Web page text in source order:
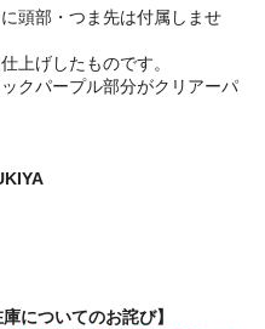
頭部・つま先は付属しませ
上げしたものです。
クパープル部分がクリアーパ
についてのお詫び】